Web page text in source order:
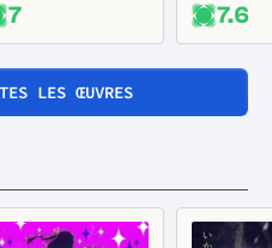
7 7.6
LES ŒUVRES